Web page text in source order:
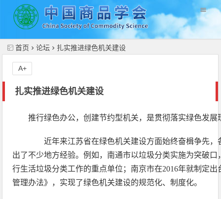
首页 论坛 扎实推进绿色机关建设
扎实推进绿色机关建设
A+
推行绿色办公，创建节约型机关，是贯彻落实绿色发展
近年来江苏省在绿色机关建设方面始终奋楫争先，
出了不少地方经验。例如，南通市以垃圾分类实施为突破
行生活垃圾分类工作的重点单位；南京市在2016年就制定
管理办法》，实现了绿色机关建设的规范化、制度化。